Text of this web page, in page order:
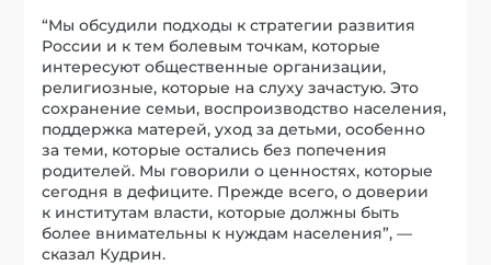
“Мы обсудили подходы к стратегии развития
России и к тем болевым точкам, которые
интересуют общественные организации,
религиозные, которые на слуху зачастую. Это
сохранение семьи, воспроизводство населения,
поддержка матерей, уход за детьми, особенно
за теми, которые остались без попечения
родителей. Мы говорили о ценностях, которые
сегодня в дефиците. Прежде всего, о доверии
к институтам власти, которые должны быть
более внимательны к нуждам населения”, —
сказал Кудрин.